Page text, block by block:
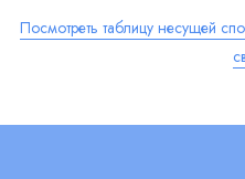
Посмотреть таблицу несущей